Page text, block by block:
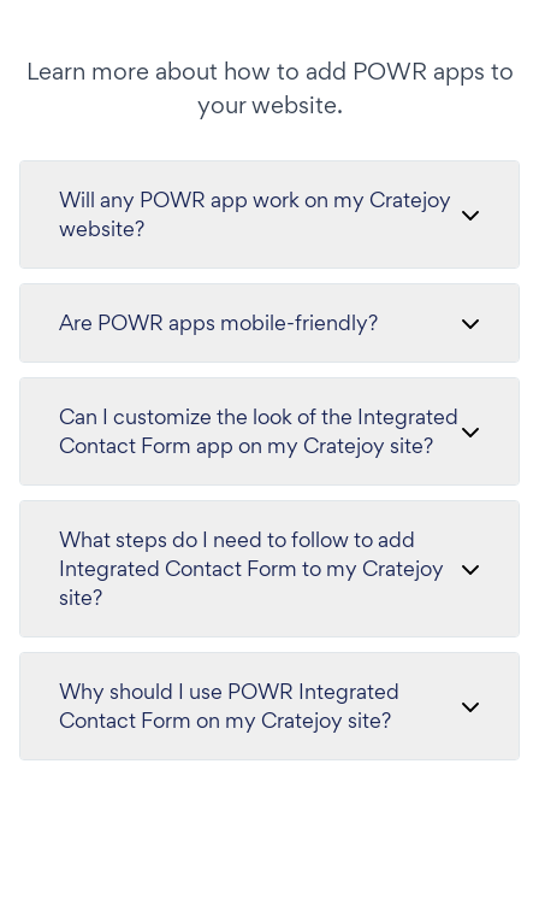
Learn more about how to add POWR apps to
your website.
Will any POWR app work on my Cratejoy
website?
Are POWR apps mobile-friendly?
Can I customize the look of the Integrated
Contact Form app on my Cratejoy site?
What steps do I need to follow to add
Integrated Contact Form to my Cratejoy
site?
Why should I use POWR Integrated
Contact Form on my Cratejoy site?